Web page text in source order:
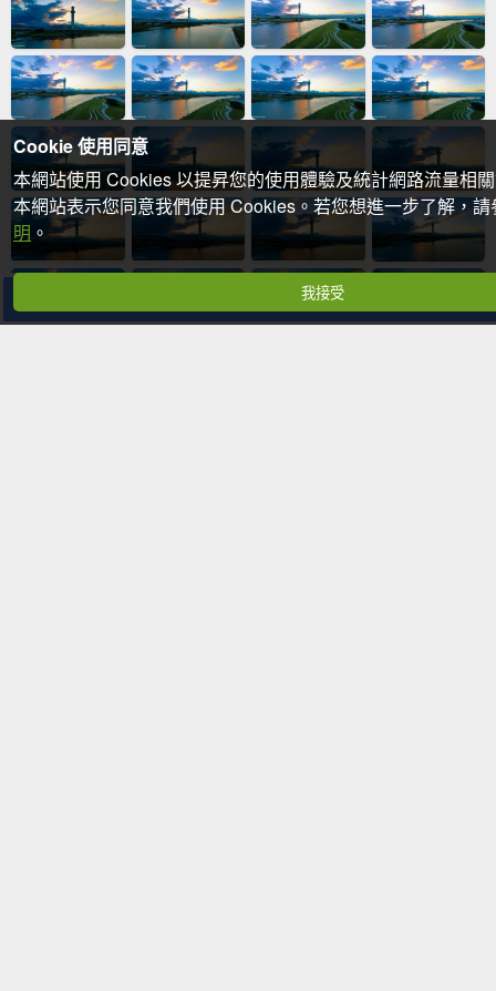
分享
Cookie 使用同意
本網站使用 Cookies 以提昇您的使用體驗及統計網路流量相
本網站表示您同意我們使用 Cookies。若您想進一步了解，
明 。
我接受